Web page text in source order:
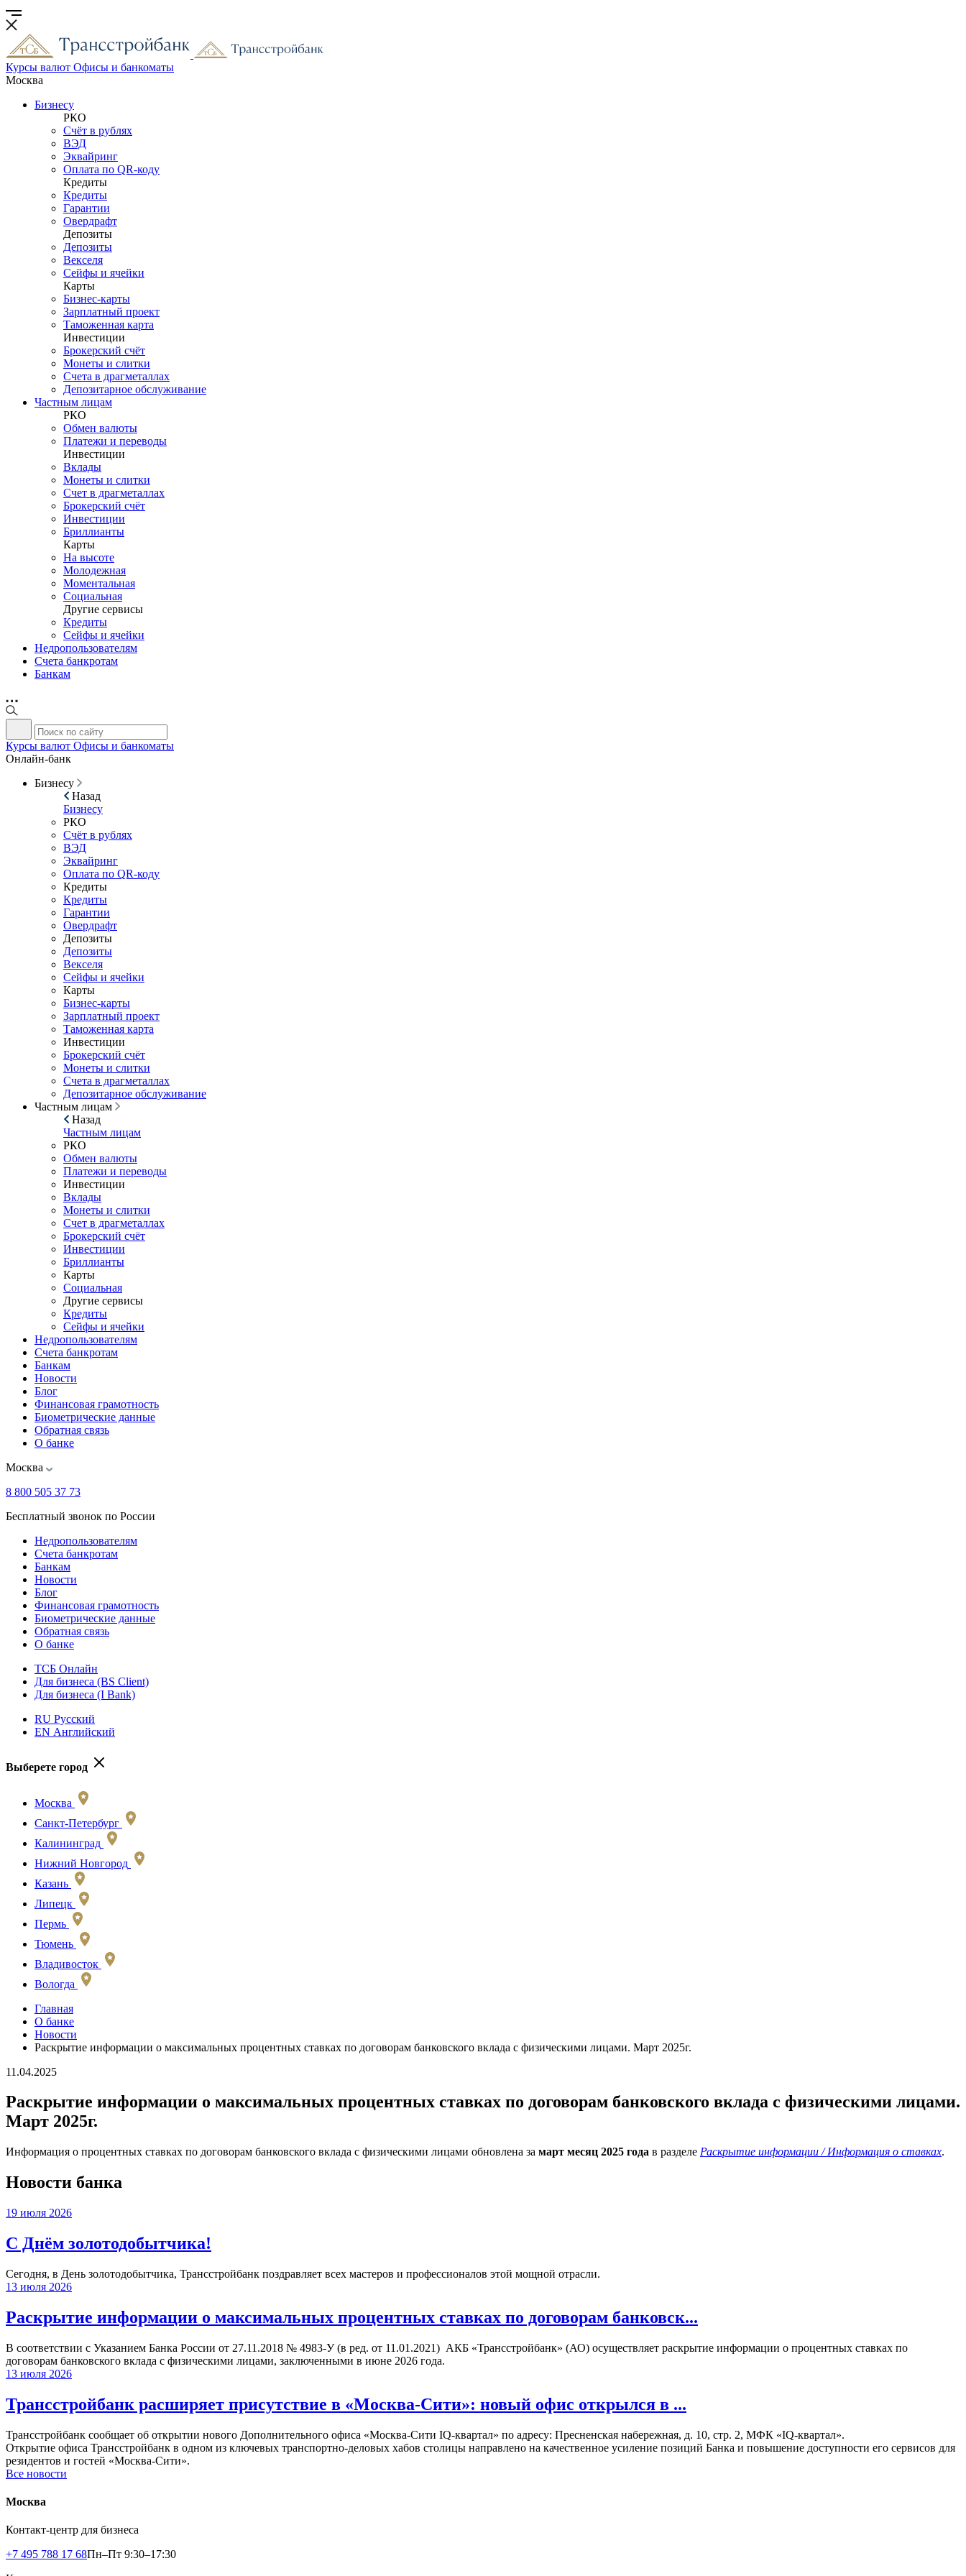
Курсы валют Офисы и банкоматы
Москва
Бизнесу
РКО
Счёт в рублях
ВЭД
Эквайринг
Оплата по QR-коду
Кредиты
Кредиты
Гарантии
Овердрафт
Депозиты
Депозиты
Векселя
Сейфы и ячейки
Карты
Бизнес-карты
Зарплатный проект
Таможенная карта
Инвестиции
Брокерский счёт
Монеты и слитки
Счета в драгметаллах
Депозитарное обслуживание
Частным лицам
РКО
Обмен валюты
Платежи и переводы
Инвестиции
Вклады
Монеты и слитки
Счет в драгметаллах
Брокерский счёт
Инвестиции
Бриллианты
Карты
На высоте
Молодежная
Моментальная
Социальная
Другие сервисы
Кредиты
Сейфы и ячейки
Недропользователям
Счета банкротам
Банкам
Курсы валют Офисы и банкоматы
Онлайн-банк
Бизнесу
Назад
Бизнесу
РКО
Счёт в рублях
ВЭД
Эквайринг
Оплата по QR-коду
Кредиты
Кредиты
Гарантии
Овердрафт
Депозиты
Депозиты
Векселя
Сейфы и ячейки
Карты
Бизнес-карты
Зарплатный проект
Таможенная карта
Инвестиции
Брокерский счёт
Монеты и слитки
Счета в драгметаллах
Депозитарное обслуживание
Частным лицам
Назад
Частным лицам
РКО
Обмен валюты
Платежи и переводы
Инвестиции
Вклады
Монеты и слитки
Счет в драгметаллах
Брокерский счёт
Инвестиции
Бриллианты
Карты
Социальная
Другие сервисы
Кредиты
Сейфы и ячейки
Недропользователям
Счета банкротам
Банкам
Новости
Блог
Финансовая грамотность
Биометрические данные
Обратная связь
О банке
Москва
8 800 505 37 73
Бесплатный звонок по России
Недропользователям
Счета банкротам
Банкам
Новости
Блог
Финансовая грамотность
Биометрические данные
Обратная связь
О банке
ТСБ Онлайн
Для бизнеса (BS Client)
Для бизнеса (I Bank)
RU Русский
EN Английский
Выберете город
Москва
Санкт-Петербург
Калининград
Нижний Новгород
Казань
Липецк
Пермь
Тюмень
Владивосток
Вологда
Главная
О банке
Новости
Раскрытие информации о максимальных процентных ставках по договорам банковского вклада с физическими лицами. Март 2025г.
11.04.2025
Раскрытие информации о максимальных процентных ставках по договорам банковского вклада с физическими лицами.
Март 2025г.
Информация о процентных ставках по договорам банковского вклада с физическими лицами обновлена за март месяц 2025 года в разделе Раскрытие информации / Информация о ставках.
Новости банка
19 июля 2026
С Днём золотодобытчика!
Сегодня, в День золотодобытчика, Трансстройбанк поздравляет всех мастеров и профессионалов этой мощной отрасли.
13 июля 2026
Раскрытие информации о максимальных процентных ставках по договорам банковск...
В соответствии с Указанием Банка России от 27.11.2018 № 4983-У (в ред. от 11.01.2021) АКБ «Трансстройбанк» (АО) осуществляет раскрытие информации о процентных ставках по
договорам банковского вклада с физическими лицами, заключенными в июне 2026 года.
13 июля 2026
Трансстройбанк расширяет присутствие в «Москва-Сити»: новый офис открылся в ...
Трансстройбанк сообщает об открытии нового Дополнительного офиса «Москва-Сити IQ-квартал» по адресу: Пресненская набережная, д. 10, стр. 2, МФК «IQ-квартал».
Открытие офиса Трансстройбанк в одном из ключевых транспортно-деловых хабов столицы направлено на качественное усиление позиций Банка и повышение доступности его сервисов для
резидентов и гостей «Москва-Сити».
Все новости
Москва
Контакт-центр для бизнеса
+7 495 788 17 68Пн–Пт 9:30–17:30